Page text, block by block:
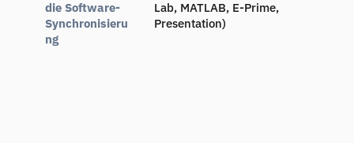
die Software-
Synchronisieru
ng
Lab, MATLAB, E-Prime,
Presentation)